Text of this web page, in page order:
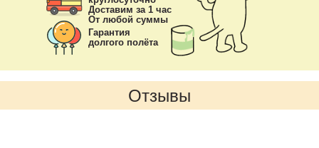
Доставим за 1 час
От любой суммы
Гарантия
долгого полёта
Отзывы